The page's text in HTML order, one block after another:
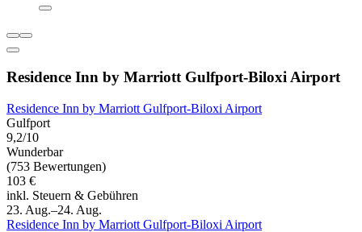
Residence Inn by Marriott Gulfport-Biloxi Airport
Residence Inn by Marriott Gulfport-Biloxi Airport
Gulfport
9,2/10
Wunderbar
(753 Bewertungen)
103 €
inkl. Steuern & Gebühren
23. Aug.–24. Aug.
Residence Inn by Marriott Gulfport-Biloxi Airport